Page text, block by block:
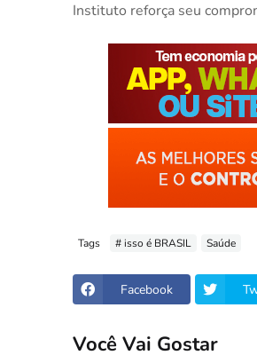
Instituto reforça seu
Tags # isso é BRASIL Saúde
Facebook
Você Vai Gostar